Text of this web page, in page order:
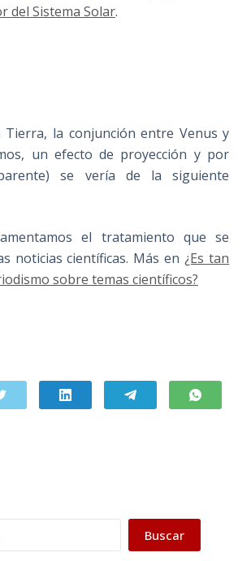
del Sistema Solar.
Tierra, la conjunción entre Venus y
un efecto de proyección y por
se vería de la siguiente
el tratamiento que se
noticias científicas. Más en ¿Es tan
sobre temas científicos?
Buscar